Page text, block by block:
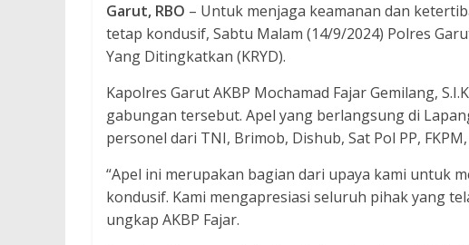
Garut, RBO – Untuk menjaga keamanan dan
tetap kondusif, Sabtu Malam (14/9/2024) Polres
Yang Ditingkatkan (KRYD).
Kapolres Garut AKBP Mochamad Fajar Gemilang,
gabungan tersebut. Apel yang berlangsung di
personel dari TNI, Brimob, Dishub, Sat Pol PP,
“Apel ini merupakan bagian dari upaya kami untuk
kondusif. Kami mengapresiasi seluruh pihak yang
ungkap AKBP Fajar.